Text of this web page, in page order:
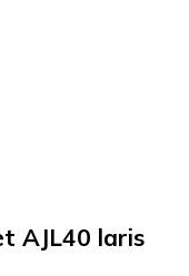
AJL40 laris